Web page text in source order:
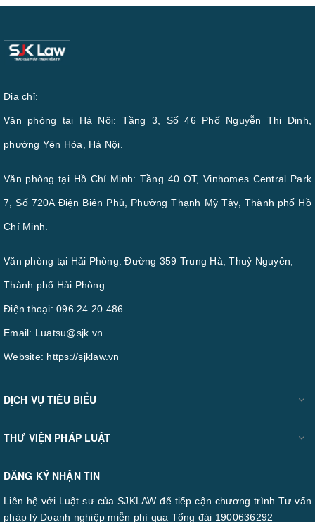
Địa chỉ:
Văn phòng tại Hà Nội: Tầng 3, Số 46 Phố Nguyễn Thị Định,
phường Yên Hòa, Hà Nội.
Văn phòng tại Hồ Chí Minh: Tầng 40 OT, Vinhomes Central Park
7, Số 720A Điện Biên Phủ, Phường Thạnh Mỹ Tây, Thành phố Hồ
Chí Minh.
Văn phòng tại Hải Phòng: Đường 359 Trung Hà, Thuỷ Nguyên,
Thành phố Hải Phòng
Điện thoại: 096 24 20 486
Email: Luatsu@sjk.vn
Website: https://sjklaw.vn
DỊCH VỤ TIÊU BIỂU
THƯ VIỆN PHÁP LUẬT
ĐĂNG KÝ NHẬN TIN
Liên hệ với Luật sư của SJKLAW để tiếp cận chương trình Tư vấn
pháp lý Doanh nghiệp miễn phí qua Tổng đài 1900636292